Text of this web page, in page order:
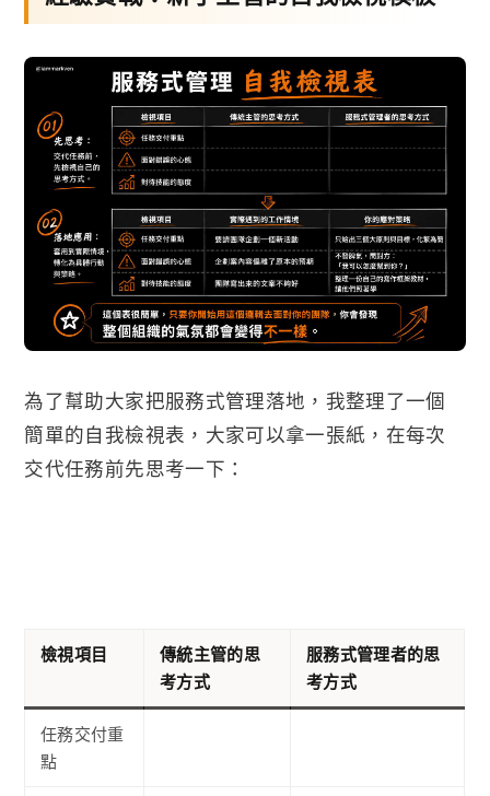
為了幫助大家把服務式管理落地，我整理了一個
簡單的自我檢視表，大家可以拿一張紙，在每次
交代任務前先思考一下：
檢視項目
傳統主管的思
考方式
服務式管理者的思
考方式
任務交付重
點